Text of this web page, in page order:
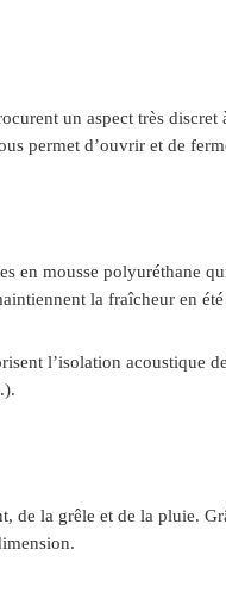
un aspect très discret
permet d’ouvrir et de
en mousse polyuréthane
la fraîcheur en
l’isolation acoustique
de la grêle et de la pluie.